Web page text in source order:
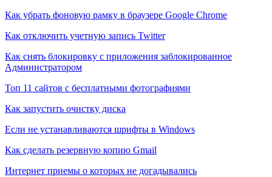
Как убрать фоновую рамку в браузере Google Chrome
Как отключить учетную запись Twitter
Как снять блокировку с приложения заблокированное
Администратором
Топ 11 сайтов с бесплатными фотографиями
Как запустить очистку диска
Если не устанавливаются шрифты в Windows
Как сделать резервную копию Gmail
Интернет приемы о которых не догадывались